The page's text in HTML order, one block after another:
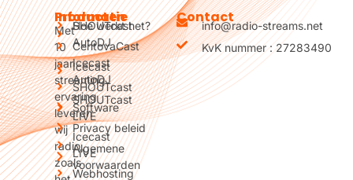
Met
10
jaar
streaming
ervaring
leveren
wij
radio
zoals
Producten
SHOUTcast
AutoDJ
Icecast
AutoDJ
SHOUTcast
LIVE
Icecast
LIVE
Webhosting
Informatie
Hoe werkt het?
CentovaCast
Icecast
SHOUTcast
Software
Privacy beleid
Algemene
voorwaarden
Contact
info@radio-streams.net
KvK nummer : 27283490